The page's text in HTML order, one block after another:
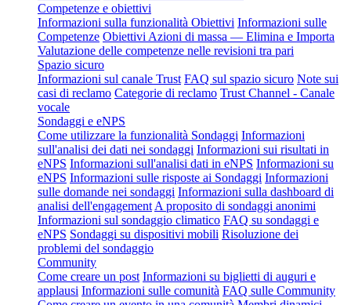
Competenze e obiettivi
Informazioni sulla funzionalità Obiettivi Informazioni sulle
Competenze Obiettivi Azioni di massa — Elimina e Importa
Valutazione delle competenze nelle revisioni tra pari
Spazio sicuro
Informazioni sul canale Trust FAQ sul spazio sicuro Note sui
casi di reclamo Categorie di reclamo Trust Channel - Canale
vocale
Sondaggi e eNPS
Come utilizzare la funzionalità Sondaggi Informazioni
sull'analisi dei dati nei sondaggi Informazioni sui risultati in
eNPS Informazioni sull'analisi dati in eNPS Informazioni su
eNPS Informazioni sulle risposte ai Sondaggi Informazioni
sulle domande nei sondaggi Informazioni sulla dashboard di
analisi dell'engagement A proposito di sondaggi anonimi
Informazioni sul sondaggio climatico FAQ su sondaggi e
eNPS Sondaggi su dispositivi mobili Risoluzione dei
problemi del sondaggio
Community
Come creare un post Informazioni su biglietti di auguri e
applausi Informazioni sulle comunità FAQ sulle Community